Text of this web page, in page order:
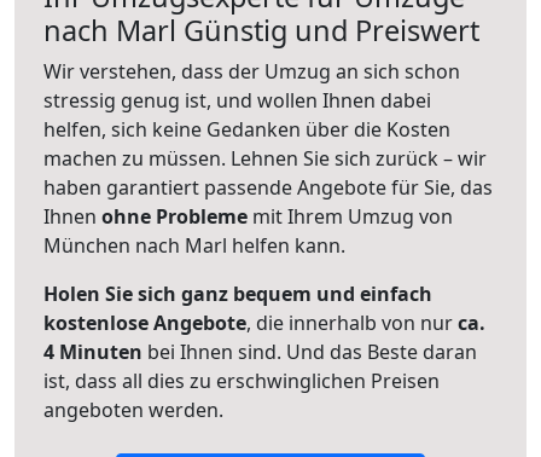
nach Marl Günstig und Preiswert
Wir verstehen, dass der Umzug an sich schon
stressig genug ist, und wollen Ihnen dabei
helfen, sich keine Gedanken über die Kosten
machen zu müssen. Lehnen Sie sich zurück – wir
haben garantiert passende Angebote für Sie, das
Ihnen ohne Probleme mit Ihrem Umzug von
München nach Marl helfen kann.
Holen Sie sich ganz bequem und einfach
kostenlose Angebote, die innerhalb von nurca.
4 Minuten bei Ihnen sind. Und das Beste daran
ist, dass all dies zu erschwinglichen Preisen
angeboten werden.